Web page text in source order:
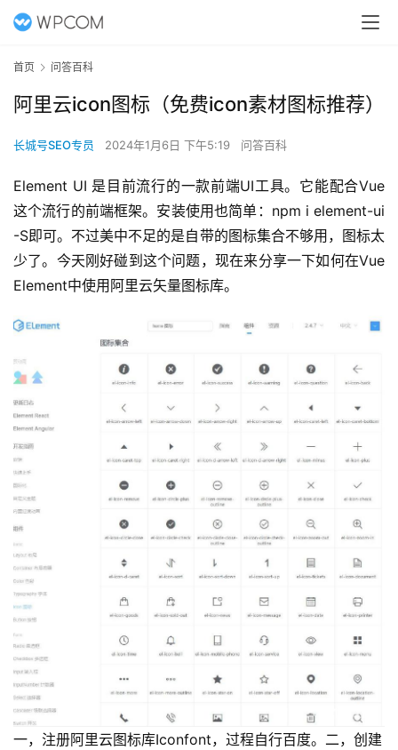
首页 问答百科
阿里云icon图标（免费icon素材图标推荐）
长城号SEO专员 2024年1月6日 下午5:19 问答百科
Element UI 是目前流行的一款前端UI工具。它能配合Vue
这个流行的前端框架。安装使用也简单：npm i element-ui
-S即可。不过美中不足的是自带的图标集合不够用，图标太
少了。今天刚好碰到这个问题，现在来分享一下如何在Vue
Element中使用 阿里云矢量图标库。
一，注册阿里云图标库Iconfont，过程自行百度。二，创建